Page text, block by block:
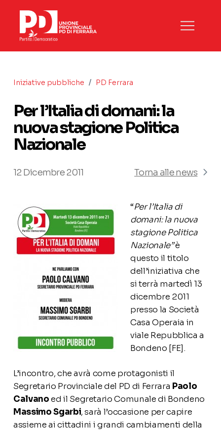
Iniziative pubbliche / PD Ferrara
Per l’Italia di domani: la
nuova stagione Politica
Nazionale
12 Dicembre 2011 Torna alle news
“Per l’Italia di
domani: la nuova
stagione Politica
Nazionale”è
questo il titolo
dell’iniziativa che
si terrà martedì 13
dicembre 2011
presso la Società
Casa Operaia in
viale Repubblica a
Bondeno [FE].
L’incontro, che avrà come protagonisti il
Segretario Provinciale del PD di Ferrara Paolo
Calvanoed il Segretario Comunale di Bondeno
Massimo Sgarbi, sarà l’occasione per capire
assieme ai cittadini i grandi cambiamenti della